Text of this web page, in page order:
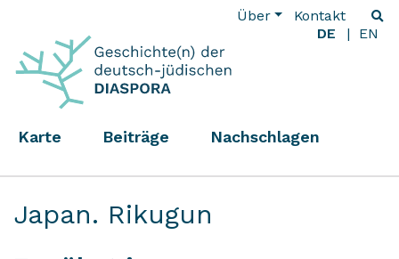
Über
Kontakt
DE
EN
Karte Beiträge Nachschlagen
Japan. Rikugun